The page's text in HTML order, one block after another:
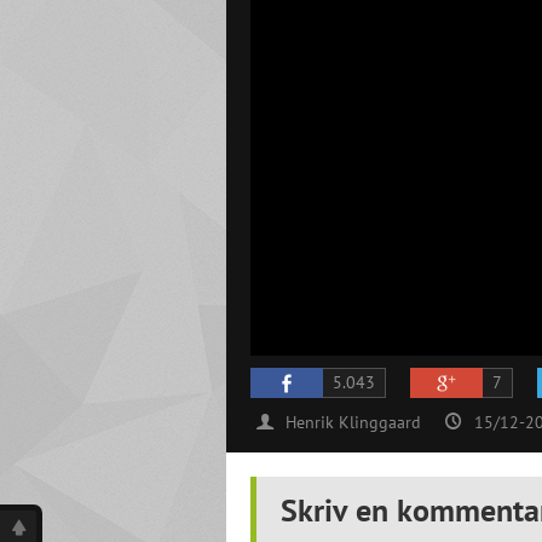
5.043 7
Henrik Klinggaard
15/12-
Skriv en